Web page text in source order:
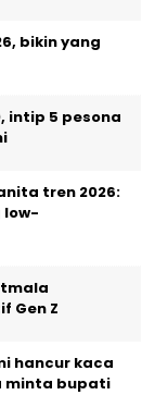
bikin yang
intip 5 pesona
tren 2026:
low-
Gen Z
hancur kaca
minta bupati